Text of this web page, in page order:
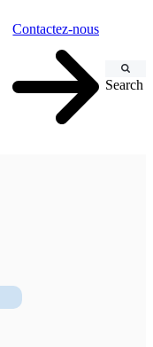
Contactez-nous
Search